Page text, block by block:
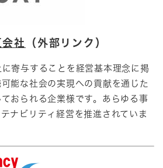
社 （外部リンク）
寄与することを経営基本理念に掲
能な社会の実現への貢献を通じた
おられる企業様です。​あらゆる事
ナビリティ経営を推進されていま